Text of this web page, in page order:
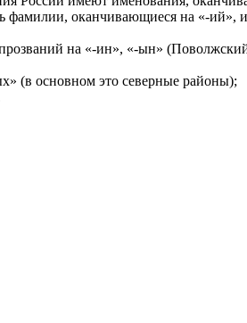
фамилии, оканчивающиеся на «-ий», и
на «-ин», «-ын»
(в основном это северные районы);